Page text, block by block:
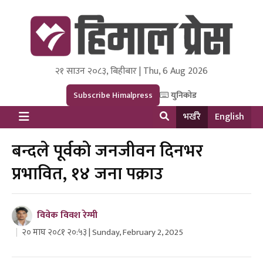
Himal Press
Dot NewsyNepal Media and Research Pvt Ltd.
२१ साउन २०८३, बिहीबार | Thu, 6 Aug 2026
Subscribe Himalpress युनिकोड
भर्खरै English
बन्दले पूर्वको जनजीवन दिनभर
प्रभावित, १४ जना पक्राउ
विवेक विवश रेग्मी
२० माघ २०८१ २०:५३ | Sunday, February 2, 2025